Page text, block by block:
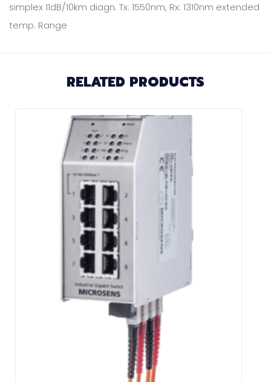
simplex 11dB/10km diagn. Tx: 1550nm, Rx: 1310nm extended
temp. Range
RELATED PRODUCTS